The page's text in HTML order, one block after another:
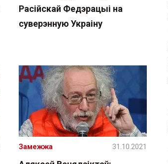
Расійскай Федэрацыі на
суверэнную Украіну
Замежжа 31.10.2021